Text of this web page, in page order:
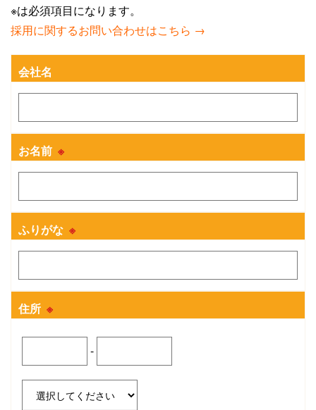
※は必須項目になります。
採用に関するお問い合わせはこちら →
会社名
お名前 ※
ふりがな ※
住所 ※
-